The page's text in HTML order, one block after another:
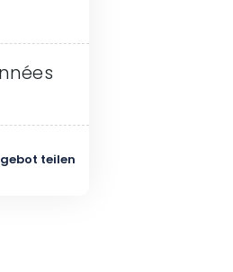
teilen